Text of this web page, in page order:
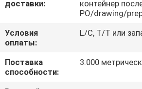
СВЯЖИТЕСЬ
МЫ
НОВОСТИ
доставки:
контейнер
PO/drawing/
Условия
оплаты:
L/C, T/T или
Поставка
способности:
3.000